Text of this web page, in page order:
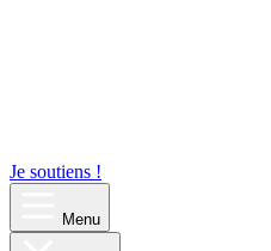
Je soutiens !
Menu